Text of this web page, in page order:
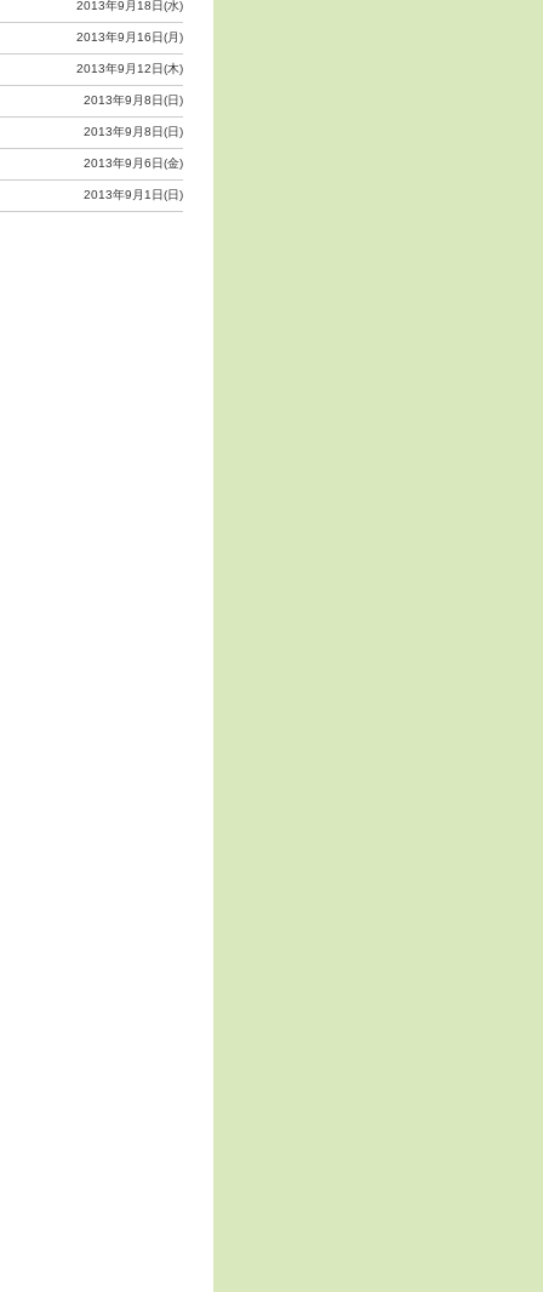
2013年9月18日(水)
2013年9月16日(月)
2013年9月12日(木)
2013年9月8日(日)
2013年9月8日(日)
2013年9月6日(金)
2013年9月1日(日)